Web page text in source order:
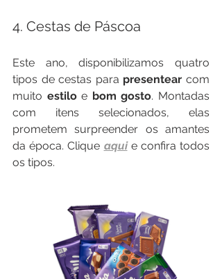
4. Cestas de Páscoa
Este ano, disponibilizamos quatro
tipos de cestas para presentear com
muito estilo e bom gosto. Montadas
com itens selecionados, elas
prometem surpreender os amantes
da época. Clique aqui e confira todos
os tipos.